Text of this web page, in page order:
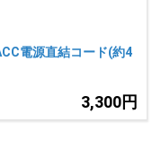
電源直結コード(約4
3,300円